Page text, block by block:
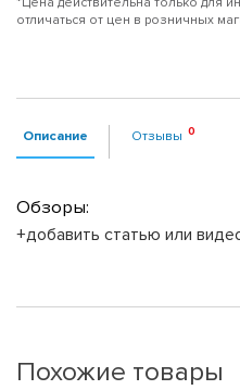
отличаться от цен в розничных
Описание Отзывы
Обзоры:
+добавить статью или
Похожие товары